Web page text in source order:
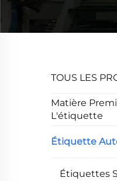
TOUS LES
Matière
L'étiquette
Étiquette
Étiquettes